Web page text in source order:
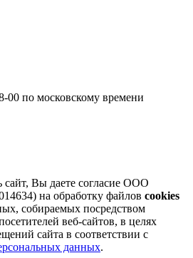
00 по московскому времени
сайт, Вы даете согласие ООО
на обработку файлов cookies
собираемых посредством
веб-сайтов, в целях
сайта в соответствии с
данных.